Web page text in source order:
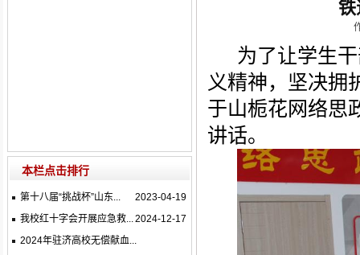
本栏点击排行
第十八届“挑战杯”山东...
2023-04-19
我校红十字会开展应急救...2024-12-17
2024年驻济高校无偿献血...
铁
为了让学生
义精神，坚决拥
于山栀花网络思
讲话。